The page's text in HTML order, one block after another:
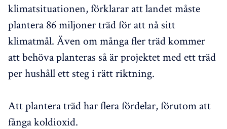
klimatsituationen, förklarar att landet måste
plantera 86 miljoner träd för att nå sitt
klimatmål. Även om många fler träd kommer
att behöva planteras så är projektet med ett träd
per hushåll ett steg i rätt riktning.
Att plantera träd har flera fördelar, förutom att
fånga koldioxid.